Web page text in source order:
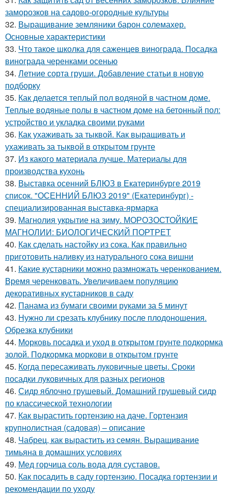
заморозков на садово-огородные культуры
32. Выращивание земляники барон солемахер.
Основные характеристики
33. Что такое школка для саженцев винограда. Посадка
винограда черенками осенью
34. Летние сорта груши. Добавление статьи в новую
подборку
35. Как делается теплый пол водяной в частном доме.
Теплые водяные полы в частном доме на бетонный пол:
устройство и укладка своими руками
36. Как ухаживать за тыквой. Как выращивать и
ухаживать за тыквой в открытом грунте
37. Из какого материала лучше. Материалы для
производства кухонь
38. Выставка осенний БЛЮЗ в Екатеринбурге 2019
список. "ОСЕННИЙ БЛЮЗ 2019" (Екатеринбург) -
специализированная выставка-ярмарка
39. Магнолия укрытие на зиму. МОРОЗОСТОЙКИЕ
МАГНОЛИИ: БИОЛОГИЧЕСКИЙ ПОРТРЕТ
40. Как сделать настойку из сока. Как правильно
приготовить наливку из натурального сока вишни
41. Какие кустарники можно размножать черенкованием.
Время черенковать. Увеличиваем популяцию
декоративных кустарников в саду
42. Панама из бумаги своими руками за 5 минут
43. Нужно ли срезать клубнику после плодоношения.
Обрезка клубники
44. Морковь посадка и уход в открытом грунте подкормка
золой. Подкормка моркови в открытом грунте
45. Когда пересаживать луковичные цветы. Сроки
посадки луковичных для разных регионов
46. Сидр яблочно грушевый. Домашний грушевый сидр
по классической технологии
47. Как вырастить гортензию на даче. Гортензия
крупнолистная (садовая) – описание
48. Чабрец, как вырастить из семян. Выращивание
тимьяна в домашних условиях
49. Мед горчица соль вода для суставов.
50. Как посадить в саду гортензию. Посадка гортензии и
рекомендации по уходу